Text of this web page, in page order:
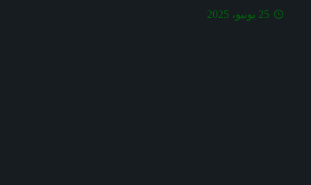
25 يونيو، 2025